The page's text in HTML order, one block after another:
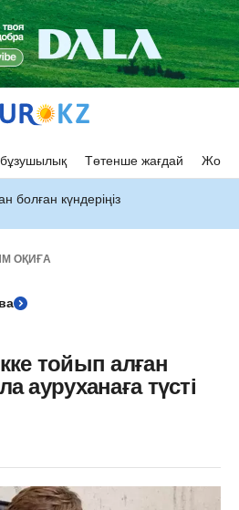
Төтенше жағдай Жол
болған күндеріңіз
ОҚИҒА
тойып алған
ауруханаға түсті